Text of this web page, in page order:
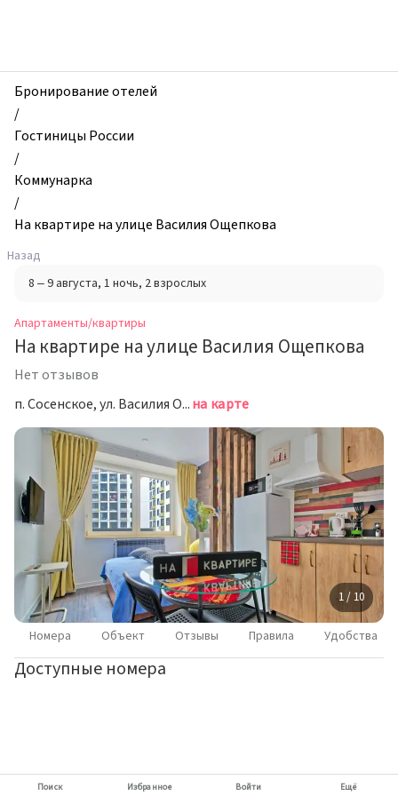
и
квартиры,
На
квартире
на
улице
Василия
Ощепкова,
Коммунарка,
Россия
Бронирование отелей
/
Гостиницы России
/
Коммунарка
/
На квартире на улице Василия Ощепкова
Назад
8 – 9 августа, 1 ночь, 2 взрослых
Апартаменты/квартиры
На квартире на улице Василия Ощепкова
Нет отзывов
п. Сосенское, ул. Василия Ощепкова, 1, Москвана карте
1 / 10
Номера Объект Отзывы Правила Удобства
Доступные номера
Поиск Избранное Войти Ещё